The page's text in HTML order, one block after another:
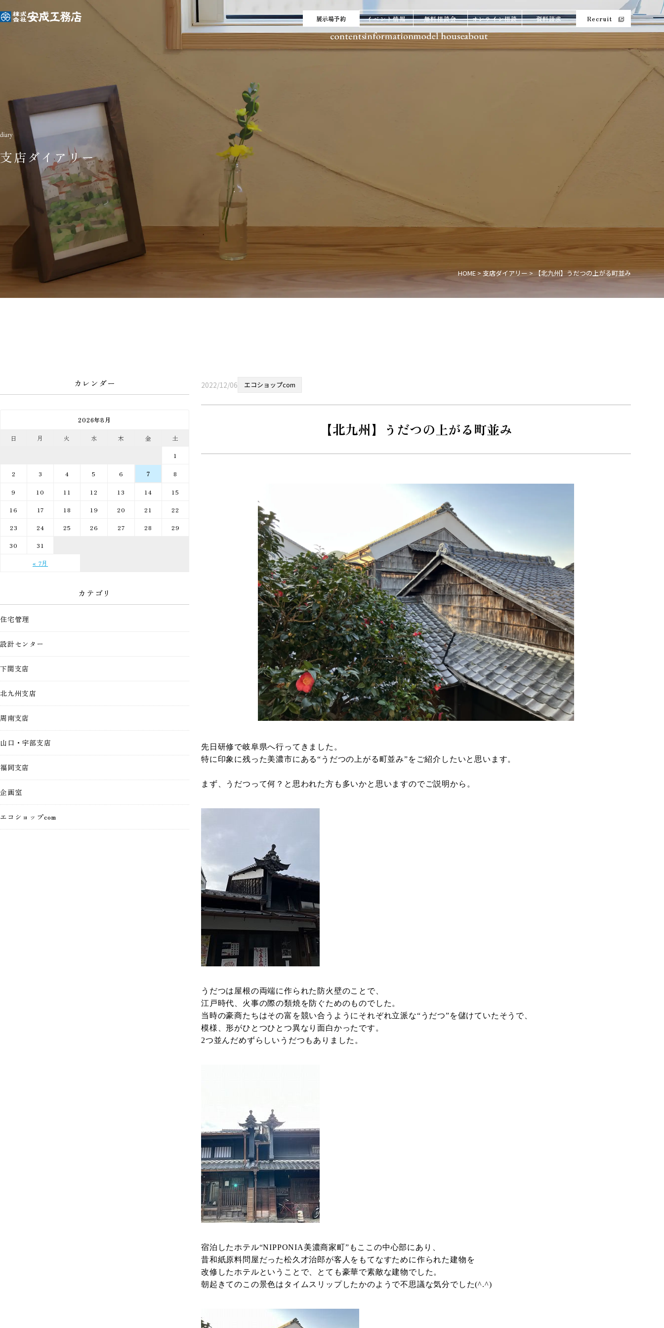
展示場予約 イベント情報 無料相談会 オンライン相談 資料請求 Recruit
支店ダイアリー
HOME>支店ダイアリー>【北九州】うだつの上がる町並み
2022/12/06 エコショップcom
【北九州】うだつの上がる町並み
先日研修で岐阜県へ行ってきました。
特に印象に残った美濃市にある“うだつの上がる町並み”をご紹介したいと思います。
まず、うだつって何？と思われた方も多いかと思いますのでご説明から。
うだつは屋根の両端に作られた防火壁のことで、
江戸時代、火事の際の類焼を防ぐためのものでした。
当時の豪商たちはその富を競い合うようにそれぞれ立派な“うだつ”を儲けていたそうで、
模様、形がひとつひとつ異なり面白かったです。
2つ並んだめずらしいうだつもありました。
宿泊したホテル“NIPPONIA美濃商家町”もここの中心部にあり、
昔和紙原料問屋だった松久才治郎が客人をもてなすために作られた建物を
改修したホテルということで、とても豪華で素敵な建物でした。
朝起きてのこの景色はタイムスリップしたかのようで不思議な気分でした(^.^)
カレンダー
2026年8月
日 月 火 水 木 金 土
« 7月
1
2 3 4 5 6 7 8
9 10 11 12 13 14 15
16 17 18 19 20 21 22
23 24 25 26 27 28 29
30 31
カテゴリ
住宅管理
設計センター
下関支店
北九州支店
周南支店
山口・宇部支店
福岡支店
企画室
エコショップcom